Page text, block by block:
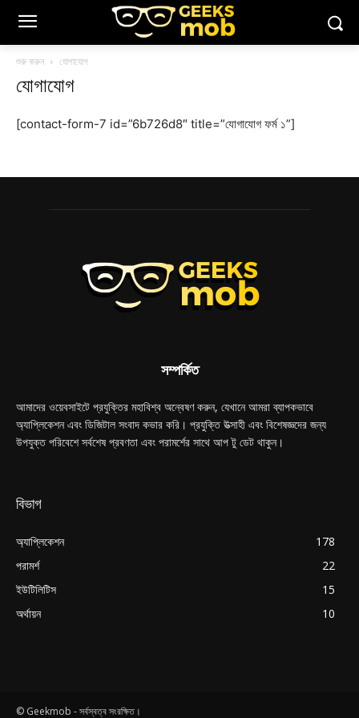
শুরু করুন যোগাযোগ
যোগাযোগ
[contact-form-7 id=”6b726d8″ title=”যোগাযোগ ফর্ম ১”]
সম্পর্কিত
আমাদের ওয়েবসাইটে প্রযুক্তির মহাবিশ্ব অন্বেষণ করুন, যেখানে আমরা ব্যাপকভাবে
অ্যাপ্লিকেশন এবং ডিজিটাল সংবাদ কভার করি। প্রযুক্তি উত্সাহী এবং বিশেষজ্ঞদের জন্য
উপযুক্ত পরিবেশে সর্বশেষ প্রবণতা এবং পরামর্শের সাথে আপ টু ডেট থাকুন।
বিভাগ
অ্যাপ্লিকেশন
178
পরামর্শ
22
ইউটিলিটিস
15
অর্থায়ন
10
© Geekmob - সর্বস্বত্ব সংরক্ষিত।